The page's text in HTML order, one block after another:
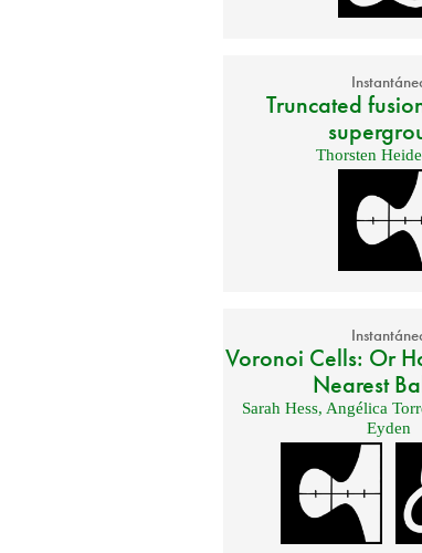
Truncated
Thorsten
Voronoi Cells: Or
Nearest
Sarah Hess, Angélica
Eyden